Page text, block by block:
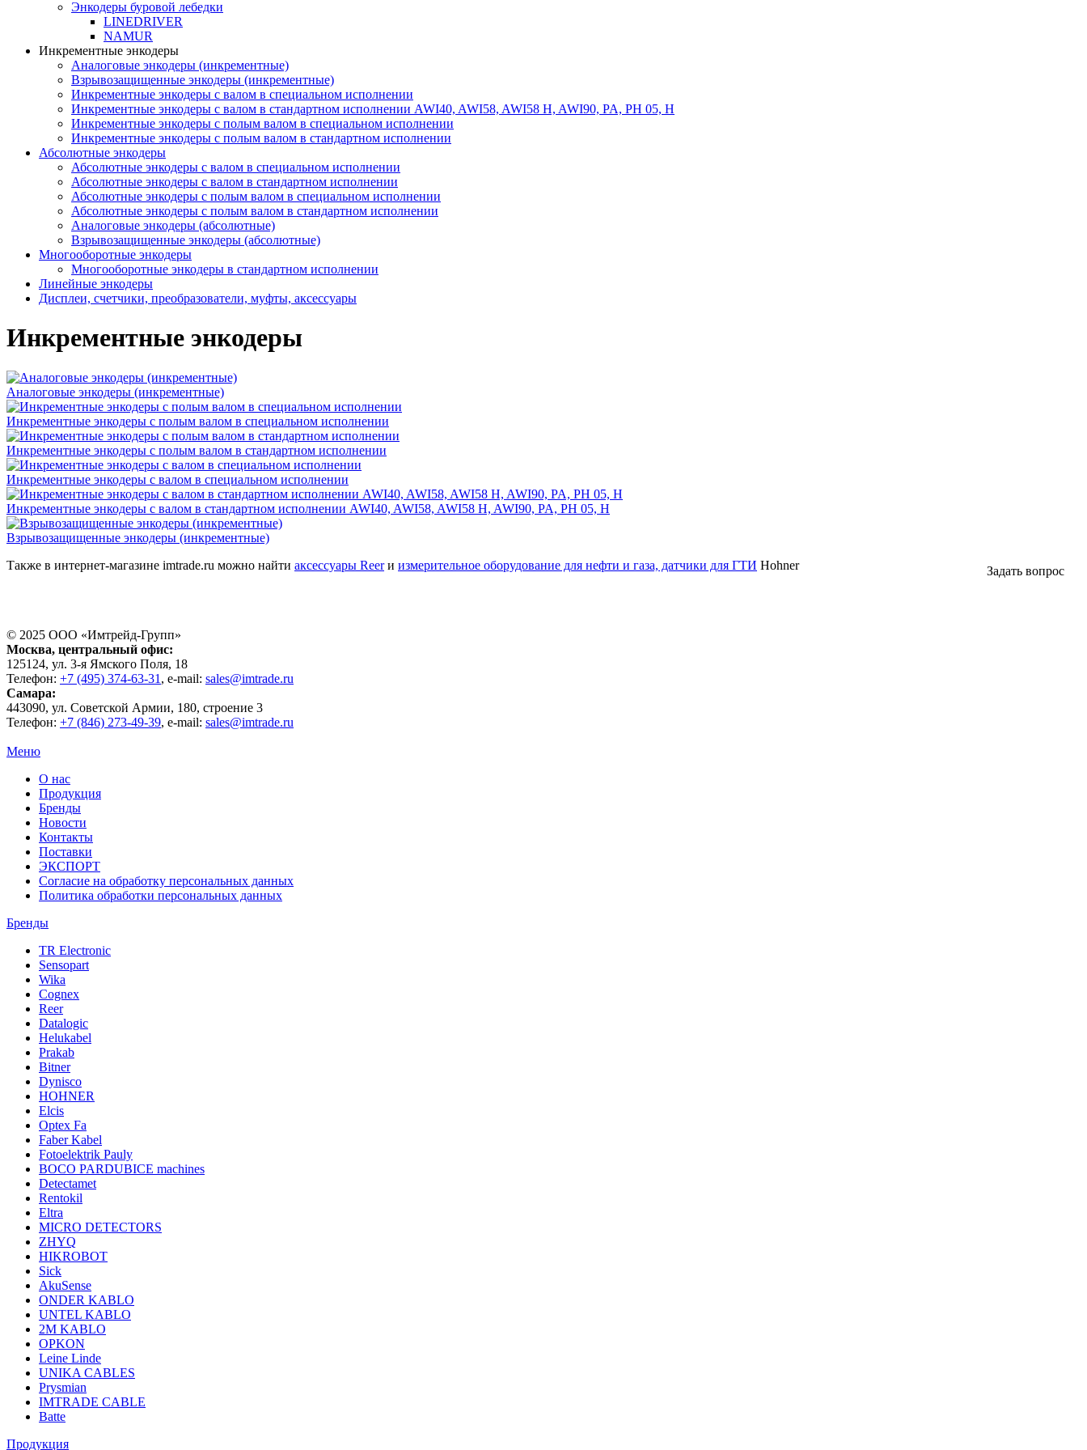
Энкодеры буровой лебедки
LINEDRIVER
NAMUR
Инкрементные энкодеры
Аналоговые энкодеры (инкрементные)
Взрывозащищенные энкодеры (инкрементные)
Инкрементные энкодеры с валом в специальном исполнении
Инкрементные энкодеры с валом в стандартном исполнении AWI40, AWI58, AWI58 H, AWI90, PA, PH 05, H
Инкрементные энкодеры с полым валом в специальном исполнении
Инкрементные энкодеры с полым валом в стандартном исполнении
Абсолютные энкодеры
Абсолютные энкодеры с валом в специальном исполнении
Абсолютные энкодеры с валом в стандартном исполнении
Абсолютные энкодеры с полым валом в специальном исполнении
Абсолютные энкодеры с полым валом в стандартном исполнении
Аналоговые энкодеры (абсолютные)
Взрывозащищенные энкодеры (абсолютные)
Многооборотные энкодеры
Многооборотные энкодеры в стандартном исполнении
Линейные энкодеры
Дисплеи, счетчики, преобразователи, муфты, аксессуары
Инкрементные энкодеры
Аналоговые энкодеры (инкрементные)
Инкрементные энкодеры с полым валом в специальном исполнении
Инкрементные энкодеры с полым валом в стандартном исполнении
Инкрементные энкодеры с валом в специальном исполнении
Инкрементные энкодеры с валом в стандартном исполнении AWI40, AWI58, AWI58 H, AWI90, PA, PH 05, H
Взрывозащищенные энкодеры (инкрементные)
Задать вопрос
Также в интернет-магазине imtrade.ru можно найти аксессуары Reerи измерительное оборудование для нефти и газа, датчики для ГТИ Hohner
© 2025 ООО «Имтрейд-Групп»
Москва, центральный офис:
125124, ул. 3-я Ямского Поля, 18
Телефон: +7 (495) 374-63-31 , e-mail: sales@imtrade.ru
Самара:
443090, ул. Советской Армии, 180, строение 3
Телефон: +7 (846) 273-49-39, e-mail: sales@imtrade.ru
Меню
О нас
Продукция
Бренды
Новости
Контакты
Поставки
ЭКСПОРТ
Согласие на обработку персональных данных
Политика обработки персональных данных
Бренды
TR Electronic
Sensopart
Wika
Cognex
Reer
Datalogic
Helukabel
Prakab
Bitner
Dynisco
HOHNER
Elcis
Optex Fa
Faber Kabel
Fotoelektrik Pauly
BOCO PARDUBICE machines
Detectamet
Rentokil
Eltra
MICRO DETECTORS
ZHYQ
HIKROBOT
Sick
AkuSense
ONDER KABLO
UNTEL KABLO
2M KABLO
OPKON
Leine Linde
UNIKA CABLES
Prysmian
IMTRADE CABLE
Batte
Продукция